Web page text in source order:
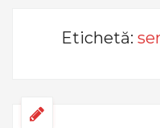
Etichetă: